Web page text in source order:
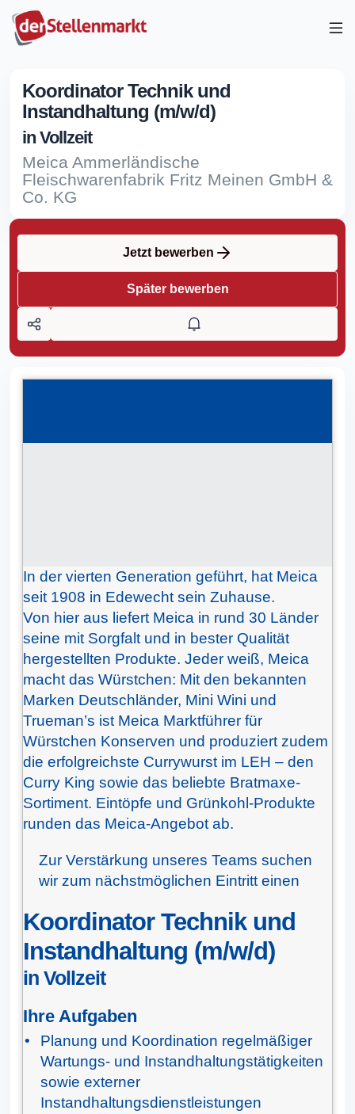
Koordinator Technik und
Instandhaltung (m/w/d)
in Vollzeit
Meica Ammerländische
Fleischwarenfabrik Fritz Meinen GmbH &
Co. KG
Jetzt bewerben
Später bewerben
In der vierten Generation geführt, hat Meica
seit 1908 in Edewecht sein Zuhause.
Von hier aus liefert Meica in rund 30 Länder
seine mit Sorgfalt und in bester Qualität
hergestellten Produkte. Jeder weiß, Meica
macht das Würstchen: Mit den bekannten
Marken Deutschländer, Mini Wini und
Trueman’s ist Meica Marktführer für
Würstchen Konserven und produziert zudem
die erfolgreichste Currywurst im LEH – den
Curry King sowie das beliebte Bratmaxe-
Sortiment. Eintöpfe und Grünkohl-Produkte
runden das Meica-Angebot ab.
Zur Verstärkung unseres Teams suchen
wir zum nächstmöglichen Eintritt einen
Koordinator Technik und
Instandhaltung (m/w/d)
in Vollzeit
Ihre Aufgaben
Planung und Koordination regelmäßiger
Wartungs- und Instandhaltungstätigkeiten
sowie externer
Instandhaltungsdienstleistungen